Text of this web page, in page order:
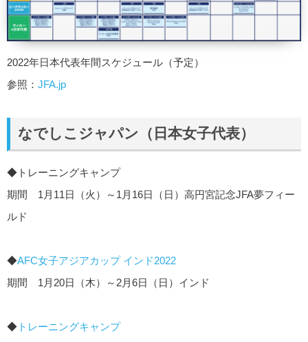
2022年日本代表年間スケジュール（予定）
参照： JFA.jp
なでしこジャパン（日本女子代表）
◆トレーニングキャンプ
期間 1月11日（火）～1月16日（日）高円宮記念JFA夢フィー
ルド
◆AFC女子アジアカップ インド2022
期間 1月20日（木）～2月6日（日）インド
◆ トレーニングキャンプ